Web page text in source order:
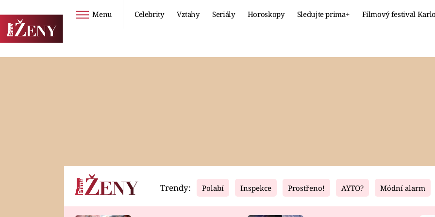
Menu Celebrity Vztahy Seriály Horoskopy Sledujte prima+ Filmový festival
Horoskopy Video Fresh Living
Trendy: Polabí Inspekce Prostřeno! AYTO? Módní alarm